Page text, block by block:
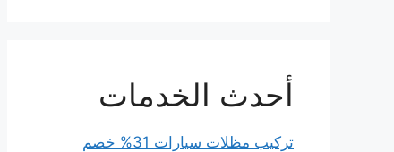
أحدث الخدمات
تركيب مظلات سيارات 31% خصم